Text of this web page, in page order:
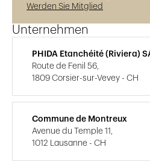
Werden Sie Mitglied
Unternehmen
PHIDA Etanchéité (Riviera)
Route de Fenil 56,
1809 Corsier-sur-Vevey - CH
Commune de Montreux
Avenue du Temple 11,
1012 Lausanne - CH